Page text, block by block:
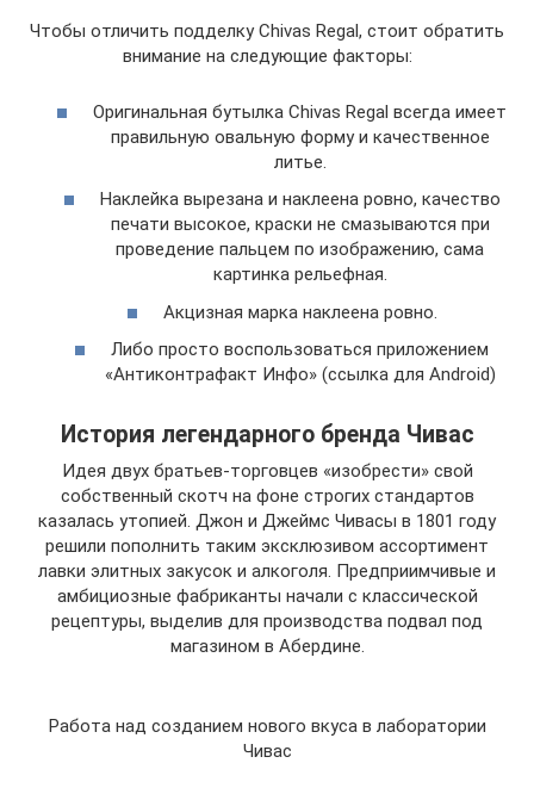
Чтобы отличить подделку Chivas Regal, стоит обратить
внимание на следующие факторы:
Оригинальная бутылка Chivas Regal всегда имеет
правильную овальную форму и качественное
литье.
Наклейка вырезана и наклеена ровно, качество
печати высокое, краски не смазываются при
проведение пальцем по изображению, сама
картинка рельефная.
Акцизная марка наклеена ровно.
Либо просто воспользоваться приложением
«Антиконтрафакт Инфо» (ссылка для Android)
История легендарного бренда Чивас
Идея двух братьев-торговцев «изобрести» свой
собственный скотч на фоне строгих стандартов
казалась утопией. Джон и Джеймс Чивасы в 1801 году
решили пополнить таким эксклюзивом ассортимент
лавки элитных закусок и алкоголя. Предприимчивые и
амбициозные фабриканты начали с классической
рецептуры, выделив для производства подвал под
магазином в Абердине.
Работа над созданием нового вкуса в лаборатории
Чивас